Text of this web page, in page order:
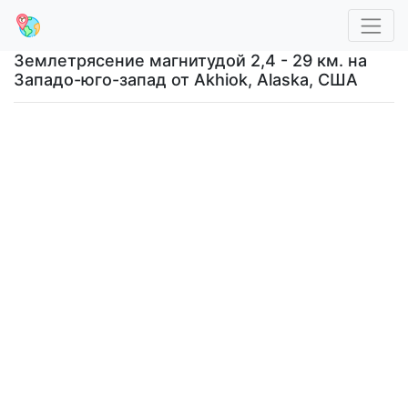
Землетрясение магнитудой 2,4 - 29 км. на
Западо-юго-запад от Akhiok, Alaska, США